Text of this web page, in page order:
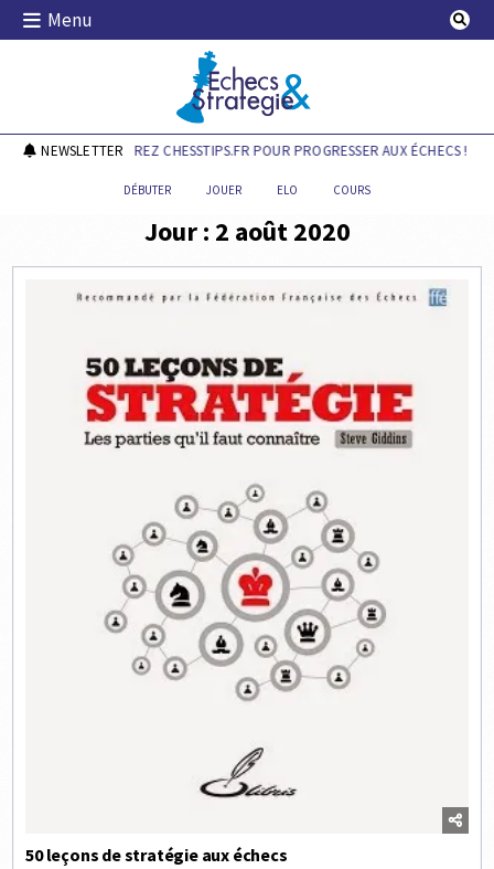
Skip
Menu
Echecs & Stratégie
NEWSLETTER
DÉCOUVREZ CHESSTIPS.FR POUR PROGRESSER AUX ÉCHECS !
DÉBUTER JOUER ELO COURS
Jour : 2 août 2020
50 leçons de stratégie aux échecs